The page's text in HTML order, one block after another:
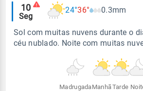
Alertas
meteorológicos
10
Seg
24°36° 0.3mm
Sol com muitas nuvens durante o
céu nublado. Noite com muitas
Madrugada Manhã Tarde